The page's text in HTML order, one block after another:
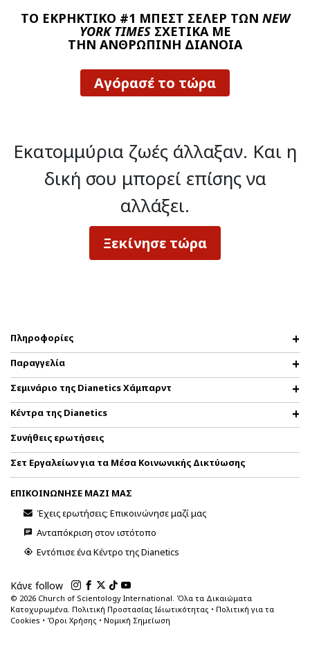
ΤΟ ΕΚΡΗΚΤΙΚΟ #1 ΜΠΕΣΤ ΣΕΛΕΡ ΤΩΝ NEW
YORK TIMESΣΧΕΤΙΚΑ ΜΕ
ΤΗΝ ΑΝΘΡΩΠΙΝΗ ΔΙΑΝΟΙΑ
Αγόρασέ το τώρα
Εκατομμύρια ζωές άλλαξαν. Και η
δική σου μπορεί επίσης να
αλλάξει.
Ξεκίνησε τώρα
Πληροφορίες
Παραγγελία
Σεμινάριο της Dianetics Χάμπαρντ
Κέντρα της Dianetics
Συνήθεις ερωτήσεις
Σετ Εργαλείων για τα Μέσα Κοινωνικής Δικτύωσης
ΕΠΙΚΟΙΝΩΝΗΣΕ ΜΑΖΙ ΜΑΣ
Έχεις ερωτήσεις; Επικοινώνησε μαζί μας
Ανταπόκριση στον ιστότοπο
Εντόπισε ένα Κέντρο της Dianetics
Κάνε follow
© 2026 Church of Scientology International. Όλα τα Δικαιώματα
Κατοχυρωμένα. Πολιτική Προστασίας Ιδιωτικότητας • Πολιτική για τα
Cookies • Όροι Χρήσης • Νομική Σημείωση